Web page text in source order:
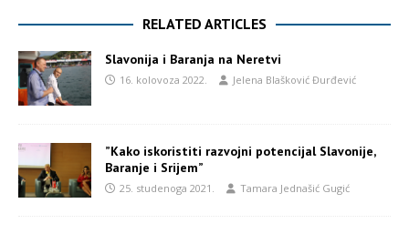
RELATED ARTICLES
Slavonija i Baranja na Neretvi
16. kolovoza 2022. Jelena Blašković Đurđević
”Kako iskoristiti razvojni potencijal Slavonije,
Baranje i Srijem”
25. studenoga 2021. Tamara Jednašić Gugić